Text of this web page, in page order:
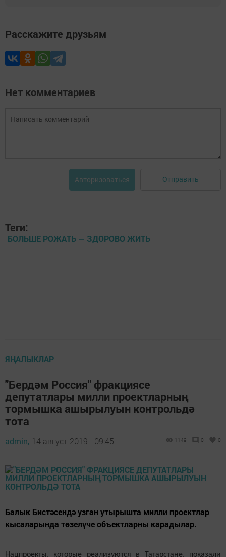
Расскажите друзьям
Нет комментариев
Авторизоваться Отправить
Теги:
БОЛЬШЕ РОЖАТЬ — ЗДОРОВО ЖИТЬ
ЯҢАЛЫКЛАР
"Бердәм Россия" фракциясе
депутатлары милли проектларның
тормышка ашырылуын контрольдә
тота
admin, 14 август 2019 - 09:45 1149 0 0
Балык Бистәсендә узган утырышта милли проектлар
кысаларында төзелүче объектларны карадылар.
Нацпроекты, которые реализуются в Татарстане, показали